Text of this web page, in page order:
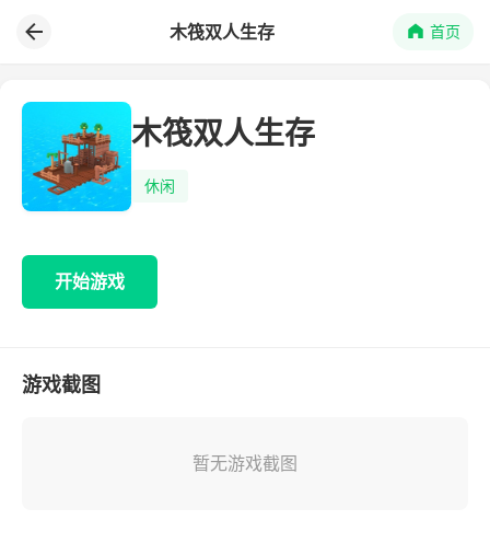
木筏双人生存 首页
木筏双人生存
休闲
开始游戏
游戏截图
暂无游戏截图